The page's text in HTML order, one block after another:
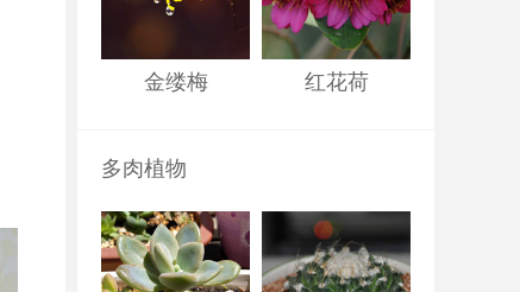
金缕梅 红花荷
多肉植物